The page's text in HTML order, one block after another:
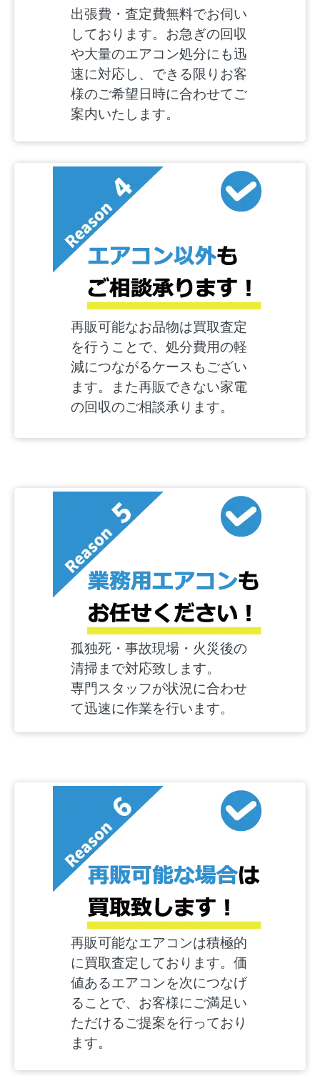
出張費・査定費無料でお伺い
しております。お急ぎの回収
や大量のエアコン処分にも迅
速に対応し、できる限りお客
様のご希望日時に合わせてご
案内いたします。
再販可能なお品物は買取査定
を行うことで、処分費用の軽
減につながるケースもござい
ます。また再販できない家電
の回収のご相談承ります。
孤独死・事故現場・火災後の
清掃まで対応致します。
専門スタッフが状況に合わせ
て迅速に作業を行います。
再販可能なエアコンは積極的
に買取査定しております。価
値あるエアコンを次につなげ
ることで、お客様にご満足い
ただけるご提案を行っており
ます。